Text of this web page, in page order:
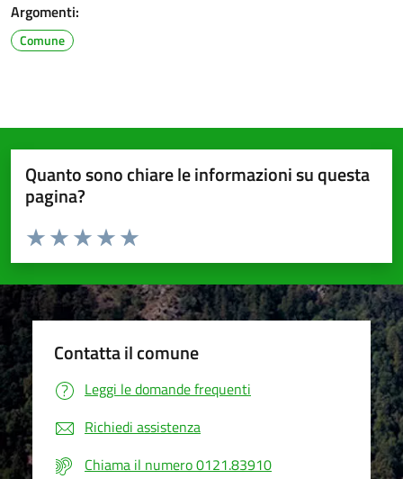
Argomenti:
Comune
Quanto sono chiare le informazioni su questa
pagina?
Valuta da 1 a 5 stelle la pagina
Valuta 5 stelle su 5
Valuta 4 stelle su 5
Valuta 3 stelle su 5
Valuta 2 stelle su 5
Valuta 1 stelle su 5
Contatta il comune
Leggi le domande frequenti
Richiedi assistenza
Chiama il numero 0121.83910